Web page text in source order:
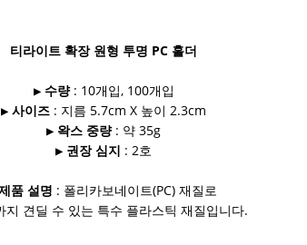
티라이트 확장 원형 투명 PC 홀더
▶수량: 10개입, 100개입
▶ 사이즈 : 지름 5.7cm X 높이 2.3cm
▶ 왁스 중량: 약 35g
▶ 권장 심지 : 2호
품 설명 : 폴리카보네이트(PC) 재질로
지 견딜 수 있는 특수 플라스틱 재질입니다.